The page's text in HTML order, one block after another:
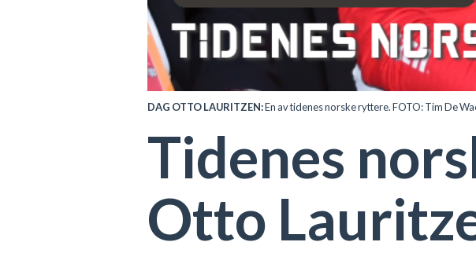
DAG OTTO LAURITZEN:En av tidenes norske ryttere. FOTO: Tim De
Tidenes
Otto